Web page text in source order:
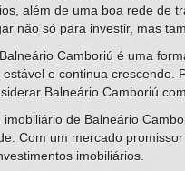
além de uma boa rede de
não só para investir, mas
Camboriú é uma
e continua
Balneário Camboriú
de Balneário
Com um mercado
imobiliários.